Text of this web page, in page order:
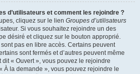
d’utilisateurs et comment les rejoindre ?
cliquez sur le lien Groupes d’utilisateurs
Si vous souhaitez rejoindre un des
désiré et cliquez sur le bouton approprié.
pas en libre accès. Certains peuvent
sont fermés et d’autres peuvent même
« Ouvert », vous pouvez le rejoindre
À la demande », vous pouvez rejoindre le